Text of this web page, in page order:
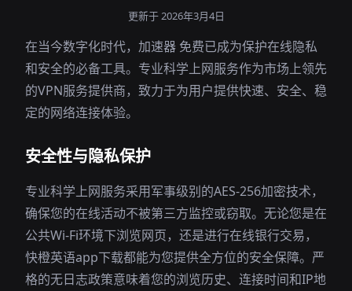
更新于 2026年3月4日
在当今数字化时代，加速器 免费已成为保护在线隐私
和安全的必备工具。专业科学上网服务作为市场上领先
的VPN服务提供商，致力于为用户提供快速、安全、稳
定的网络连接体验。
安全性与隐私保护
专业科学上网服务采用军事级别的AES-256加密技术，
确保您的在线活动不被第三方监控或窃取。无论您是在
公共Wi-Fi环境下浏览网页，还是进行在线银行交易，
快橙英语app下载都能为您提供全方位的安全保障。严
格的无日志政策意味着您的浏览历史、连接时间和IP地